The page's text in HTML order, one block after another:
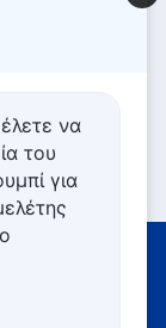
να
του
για